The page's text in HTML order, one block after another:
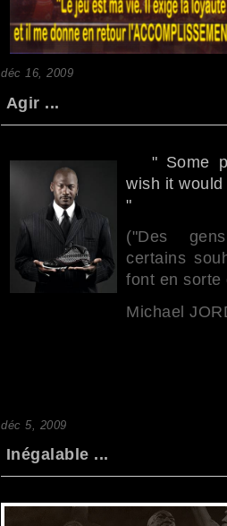
déc 16, 2009
Agir ...
" Some
wish it
"
("Des
certains
font en sorte
Michael
déc 5, 2009
Inégalable ...